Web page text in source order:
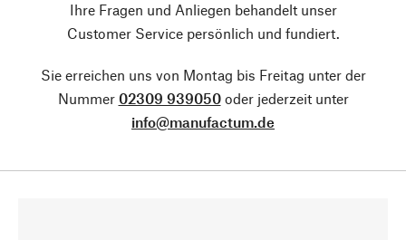
Ihre Fragen und Anliegen behandelt unser
Customer Service persönlich und fundiert.
Sie erreichen uns von Montag bis Freitag unter der
Nummer 02309 939050oder jederzeit unter
info@manufactum.de